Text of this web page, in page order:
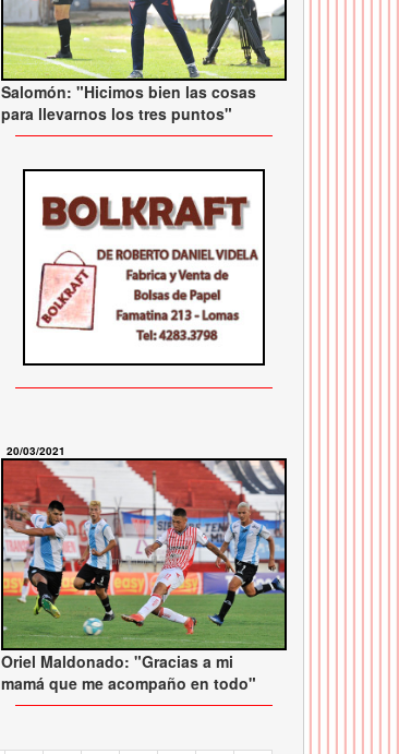
Salomón: "Hicimos bien las cosas
para llevarnos los tres puntos"
20/03/2021
Oriel Maldonado: "Gracias a mi
mamá que me acompaño en todo"